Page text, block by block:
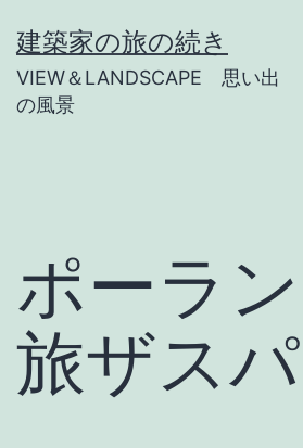
ン
ッ
プ
建築家の旅の続き
VIEW＆LANDSCAPE 思い出
の風景
ポーラ
旅ザスパ